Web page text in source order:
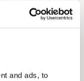
and ads, to
d’activités
à Corfou.